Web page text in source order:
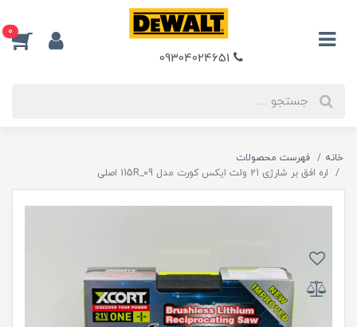
0
خانه
فهرست محصولات
اره افق بر شارژی 21 ولت ایکس کورت مدل 09_115R اصلی